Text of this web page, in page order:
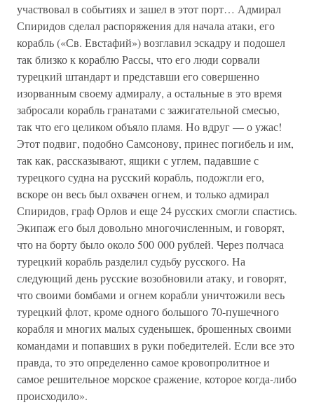
участвовал в событиях и зашел в этот порт… Адмирал
Спиридов сделал распоряжения для начала атаки, его
корабль («Св. Евстафий») возглавил эскадру и подошел
так близко к кораблю Рассы, что его люди сорвали
турецкий штандарт и представши его совершенно
изорванным своему адмиралу, а остальные в это время
забросали корабль гранатами с зажигательной смесью,
так что его целиком объяло пламя. Но вдруг — о ужас!
Этот подвиг, подобно Самсонову, принес погибель и им,
так как, рассказывают, ящики с углем, падавшие с
турецкого судна на русский корабль, подожгли его,
вскоре он весь был охвачен огнем, и только адмирал
Спиридов, граф Орлов и еще 24 русских смогли спастись.
Экипаж его был довольно многочисленным, и говорят,
что на борту было около 500 000 рублей. Через полчаса
турецкий корабль разделил судьбу русского. На
следующий день русские возобновили атаку, и говорят,
что своими бомбами и огнем корабли уничтожили весь
турецкий флот, кроме одного большого 70-пушечного
корабля и многих малых суденышек, брошенных своими
командами и попавших в руки победителей. Если все это
правда, то это определенно самое кровопролитное и
самое решительное морское сражение, которое когда-либо
происходило».